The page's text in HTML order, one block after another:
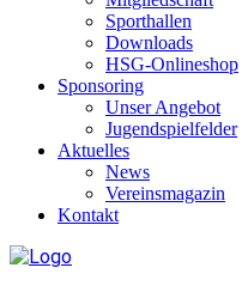
Sporthallen
Downloads
HSG-Onlineshop
Sponsoring
Unser Angebot
Jugendspielfelder
Aktuelles
News
Vereinsmagazin
Kontakt